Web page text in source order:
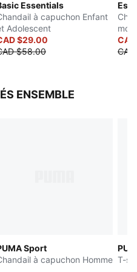
imprimé sur la poitrine
sur les côtés
Essentials
à capuchon Enfant
Adolescent
$29.00
$58.00
ENSEMBLE
Sport
à capuchon Homme T-